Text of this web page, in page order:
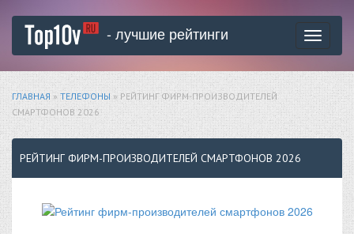
Toggle
- лучшие рейтинги
ГЛАВНАЯ »ТЕЛЕФОНЫ» РЕЙТИНГ ФИРМ-ПРОИЗВОДИТЕЛЕЙ
СМАРТФОНОВ 2026
РЕЙТИНГ ФИРМ-ПРОИЗВОДИТЕЛЕЙ СМАРТФОНОВ 2026